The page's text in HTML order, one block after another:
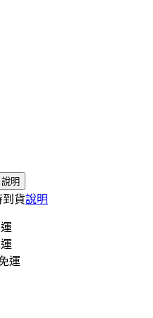
說明
到貨說明
運